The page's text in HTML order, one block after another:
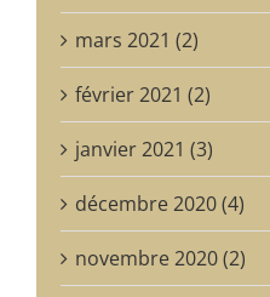
mars 2021 (2)
février 2021 (2)
janvier 2021 (3)
décembre 2020 (4)
novembre 2020 (2)